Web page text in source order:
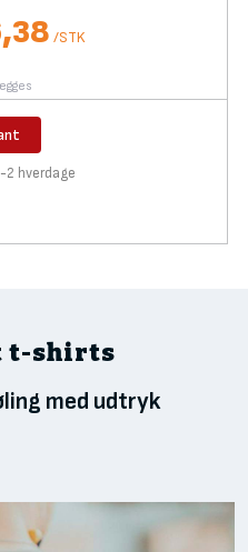
/STK
2 hverdage
t-shirts
med udtryk